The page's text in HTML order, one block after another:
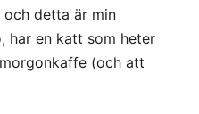
och detta är min
har en katt som heter
(och att